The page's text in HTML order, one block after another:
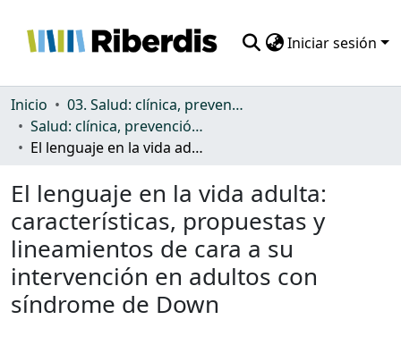
Iniciar sesión
Comunidades
Todo DSpace
Inicio
03. Salud: clínica, prevención, atención sanitaria y (re)habilitación
Salud: clínica, prevención, atención sanitaria y (re)habilitación
El lenguaje en la vida adulta: características, propuestas y lineamientos de cara a su intervención en adultos con síndrome de Down
El lenguaje en la vida adulta:
características, propuestas y
lineamientos de cara a su
intervención en adultos con
síndrome de Down